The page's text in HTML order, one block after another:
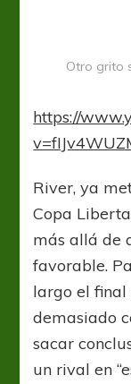
Otro grito
https://
River, ya
Copa
más allá de
favorable.
largo el final
demasiado
sacar
un rival en